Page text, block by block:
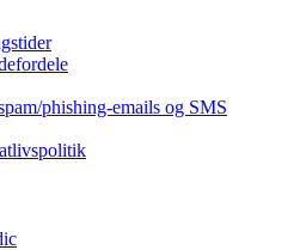
phishing-emails og SMS